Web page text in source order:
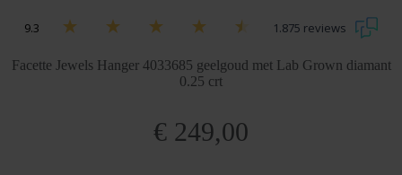
9.3 1.875 reviews
Facette Jewels Hanger 4033685 geelgoud met Lab Grown diamant
0.25 crt
€ 249,00